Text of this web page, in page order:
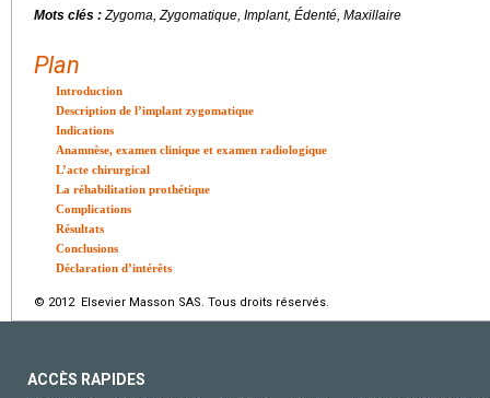
Mots clés : Zygoma, Zygomatique, Implant, Édenté, Maxillaire
Plan
Introduction
Description de l’implant zygomatique
Indications
Anamnèse, examen clinique et examen radiologique
L’acte chirurgical
La réhabilitation prothétique
Complications
Résultats
Conclusions
Déclaration d’intérêts
© 2012 Elsevier Masson SAS. Tous droits réservés.
ACCÈS RAPIDES